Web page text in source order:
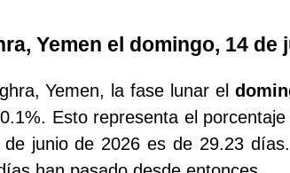
Yemen el domingo, 14 de
Yemen, la fase lunar el
Esto representa el
junio de 2026 es de 29.23